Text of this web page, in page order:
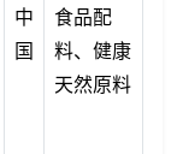
中
国
食品配
料、健康
天然原料